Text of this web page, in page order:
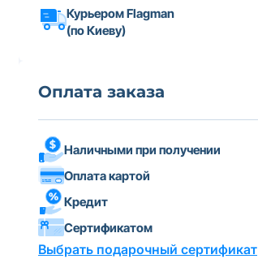
Курьером Flagman
(по Киеву)
Оплата заказа
Наличными при получении
Оплата картой
Кредит
Сертификатом
Выбрать подарочный сертификат